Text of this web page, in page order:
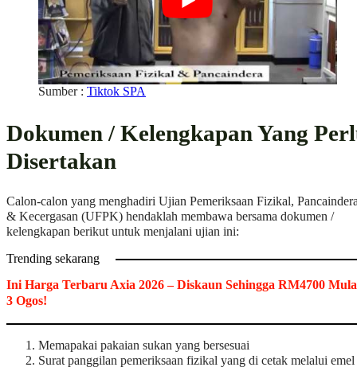
Sumber : Tiktok SPA
Dokumen / Kelengkapan Yang
Disertakan
Calon-calon yang menghadiri Ujian Pemeriksaan Fizikal,
& Kecergasan (UFPK) hendaklah membawa bersama dokumen /
kelengkapan berikut untuk menjalani ujian ini:
Trending sekarang
Ini Harga Terbaru Axia 2026 – Diskaun Sehingga RM4700
3 Ogos!
Memapakai pakaian sukan yang bersesuai
Surat panggilan pemeriksaan fizikal yang di cetak melalui emel